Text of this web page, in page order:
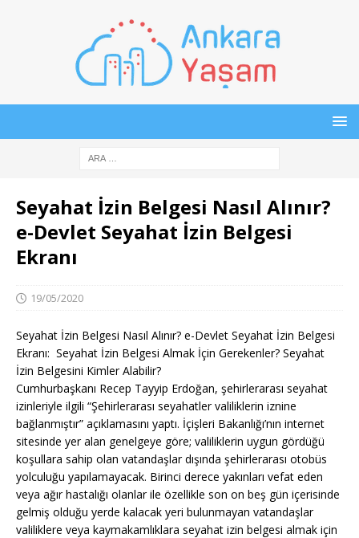
Seyahat İzin Belgesi Nasıl Alınır?
e-Devlet Seyahat İzin Belgesi
Ekranı
19/05/2020
Seyahat İzin Belgesi Nasıl Alınır? e-Devlet Seyahat İzin Belgesi
Ekranı: Seyahat İzin Belgesi Almak İçin Gerekenler? Seyahat
İzin Belgesini Kimler Alabilir?
Cumhurbaşkanı Recep Tayyip Erdoğan, şehirlerarası seyahat
izinleriyle ilgili “Şehirlerarası seyahatler valiliklerin iznine
bağlanmıştır” açıklamasını yaptı. İçişleri Bakanlığı’nın internet
sitesinde yer alan genelgeye göre; valiliklerin uygun gördüğü
koşullara sahip olan vatandaşlar dışında şehirlerarası otobüs
yolculuğu yapılamayacak. Birinci derece yakınları vefat eden
veya ağır hastalığı olanlar ile özellikle son on beş gün içerisinde
gelmiş olduğu yerde kalacak yeri bulunmayan vatandaşlar
valiliklere veya kaymakamlıklara seyahat izin belgesi almak için